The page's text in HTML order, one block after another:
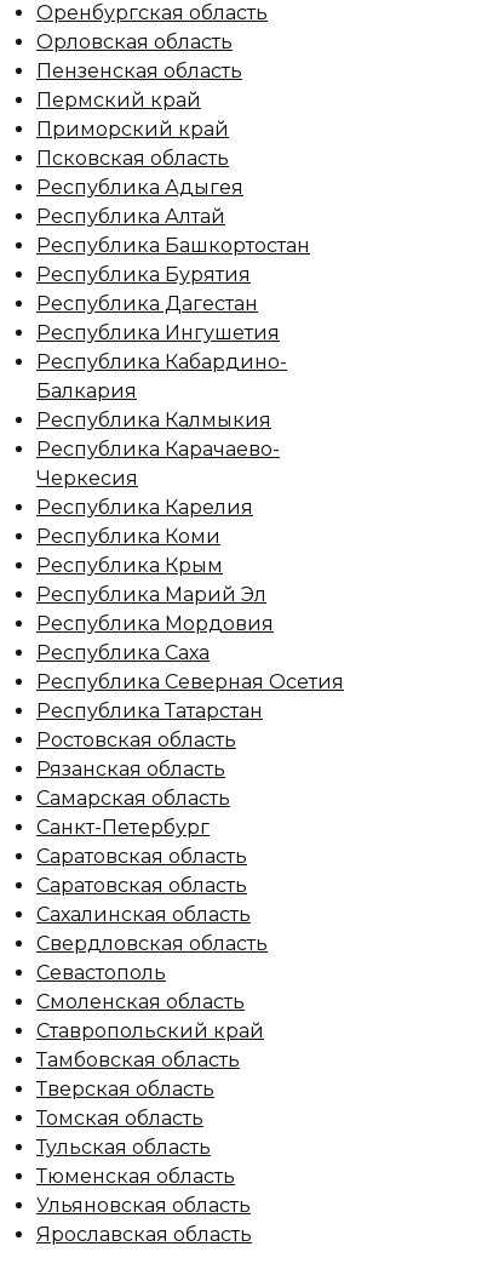
Оренбургская область
Орловская область
Пензенская область
Пермский край
Приморский край
Псковская область
Республика Адыгея
Республика Алтай
Республика Башкортостан
Республика Бурятия
Республика Дагестан
Республика Ингушетия
Республика Кабардино-
Балкария
Республика Калмыкия
Республика Карачаево-
Черкесия
Республика Карелия
Республика Коми
Республика Крым
Республика Марий Эл
Республика Мордовия
Республика Саха
Республика Северная Осетия
Республика Татарстан
Ростовская область
Рязанская область
Самарская область
Санкт-Петербург
Саратовская область
Саратовская область
Сахалинская область
Свердловская область
Севастополь
Смоленская область
Ставропольский край
Тамбовская область
Тверская область
Томская область
Тульская область
Тюменская область
Ульяновская область
Ярославская область